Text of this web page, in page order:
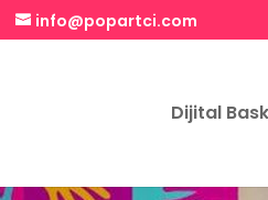
info@popartci.com
Dijital